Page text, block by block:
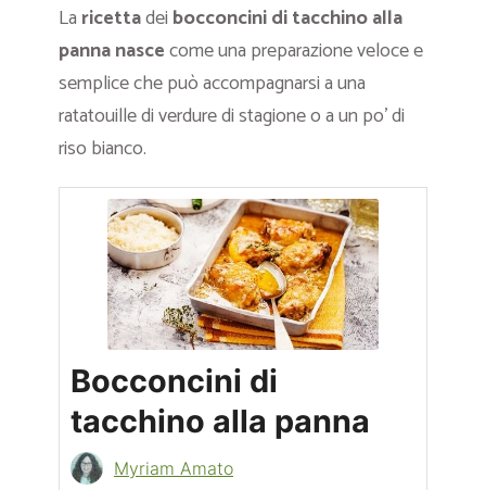
La ricettadei bocconcini di tacchino alla
panna nascecome una preparazione veloce e
semplice che può accompagnarsi a una
ratatouille di verdure di stagione o a un po’ di
riso bianco.
Bocconcini di
tacchino alla panna
Myriam Amato